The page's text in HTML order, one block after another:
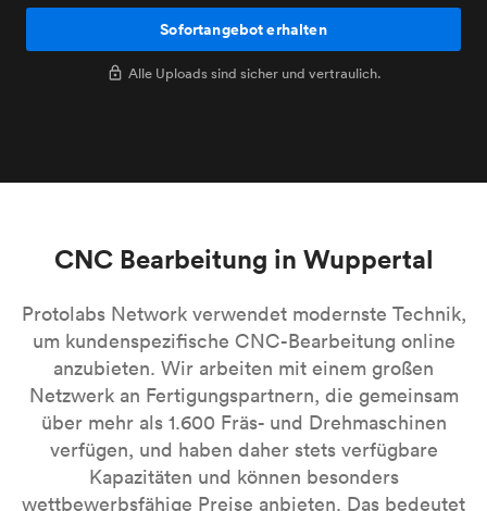
Sofortangebot erhalten
Alle Uploads sind sicher und vertraulich.
CNC Bearbeitung in Wuppertal
Protolabs Network verwendet modernste Technik,
um kundenspezifische CNC-Bearbeitung online
anzubieten. Wir arbeiten mit einem großen
Netzwerk an Fertigungspartnern, die gemeinsam
über mehr als 1.600 Fräs- und Drehmaschinen
verfügen, und haben daher stets verfügbare
Kapazitäten und können besonders
wettbewerbsfähige Preise anbieten. Das bedeutet